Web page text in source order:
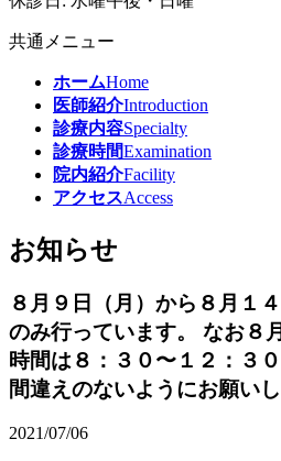
共通メニュー
ホームHome
医師紹介Introduction
診療内容Specialty
診療時間Examination
院内紹介Facility
アクセスAccess
お知らせ
８月９日（月）から８月１
のみ行っています。 なお８
時間は８：３０〜１２：３
間違えのないようにお願いし
2021/07/06